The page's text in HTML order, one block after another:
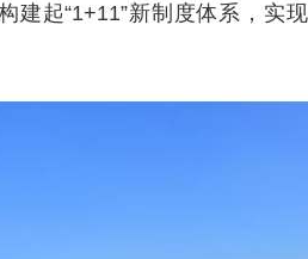
建起“1+11”新制度体系，